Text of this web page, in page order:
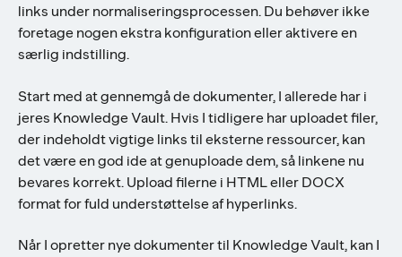
links under normaliseringsprocessen. Du behøver ikke
foretage nogen ekstra konfiguration eller aktivere en
særlig indstilling.
Start med at gennemgå de dokumenter, I allerede har i
jeres Knowledge Vault. Hvis I tidligere har uploadet filer,
der indeholdt vigtige links til eksterne ressourcer, kan
det være en god ide at genuploade dem, så linkene nu
bevares korrekt. Upload filerne i HTML eller DOCX
format for fuld understøttelse af hyperlinks.
Når I opretter nye dokumenter til Knowledge Vault, kan I